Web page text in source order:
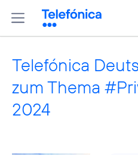
Telefónica
zum Thema
2024